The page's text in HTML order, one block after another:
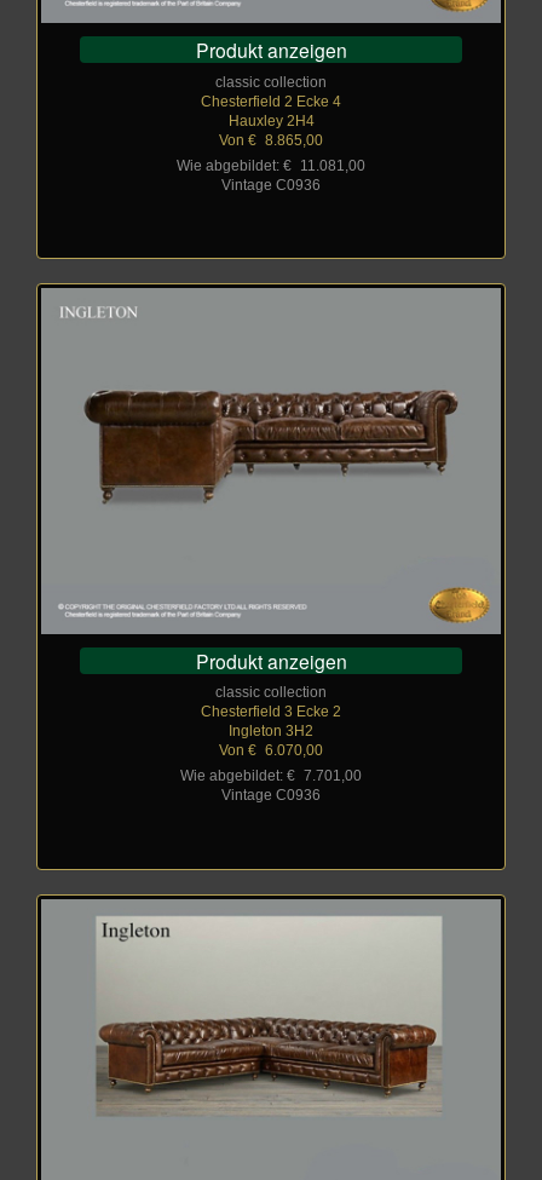
Produkt anzeigen
classic collection
Chesterfield 2 Ecke 4
Hauxley 2H4
Von € 8.865,00
Wie abgebildet: €
11.081,00
Vintage C0936
Produkt anzeigen
classic collection
Chesterfield 3 Ecke 2
Ingleton 3H2
Von € 6.070,00
Wie abgebildet: € 7.701,00
Vintage C0936